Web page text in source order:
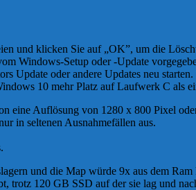
und klicken Sie auf „OK”, um die
Windows-Setup oder -Update
Update oder andere Updates neu
10 mehr Platz auf Laufwerk C als
eine Auflösung von 1280 x 800 Pixel
in seltenen Ausnahmefällen aus.
und die Map würde 9x aus dem
trotz 120 GB SSD auf der sie lag und